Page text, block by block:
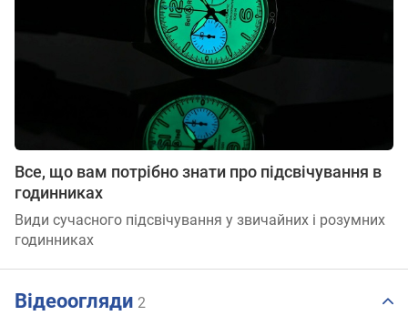
Все, що вам потрібно знати про підсвічування в
годинниках
Види сучасного підсвічування у звичайних і розумних
годинниках
Відеоогляди 2